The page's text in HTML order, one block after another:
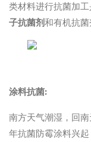
类材料进行抗菌加
子抗菌剂和有机抗菌
涂料抗菌:
南方天气潮湿，回
年抗菌防霉涂料兴